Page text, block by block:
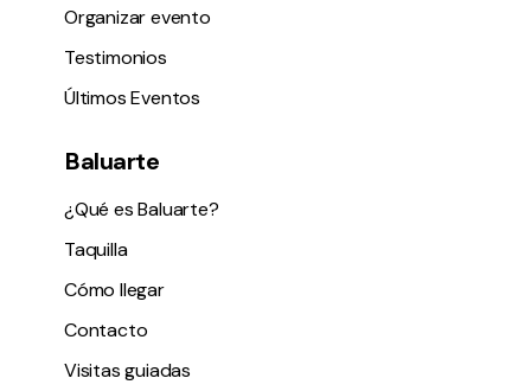
Organizar evento
Testimonios
Últimos Eventos
Baluarte
¿Qué es Baluarte?
Taquilla
Cómo llegar
Contacto
Visitas guiadas